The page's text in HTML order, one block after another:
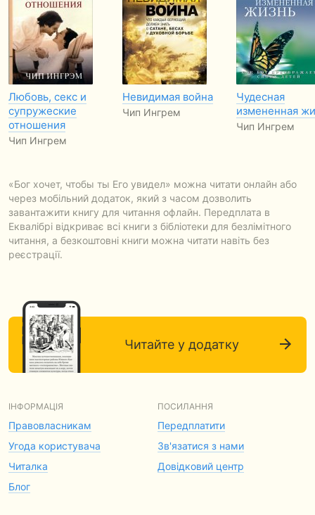
Любовь, секс и
супружеские
отношения
Чип Ингрем
Невидимая война
Чип Ингрем
Чудесная
измененная
Чип Ингрем
«Бог хочет, чтобы ты Его увидел» можна читати онлайн або
через мобільний додаток, який з часом дозволить
завантажити книгу для читання офлайн. Передплата в
Еквалібрі відкриває всі книги з бібліотеки для безлімітного
читання, а безкоштовні книги можна читати навіть без
реєстрації.
Читайте у додатку
ІНФОРМАЦІЯ
Правовласникам
Угода користувача
Читалка
Блог
ПОСИЛАННЯ
Передплатити
Зв'язатися з нами
Довідковий центр